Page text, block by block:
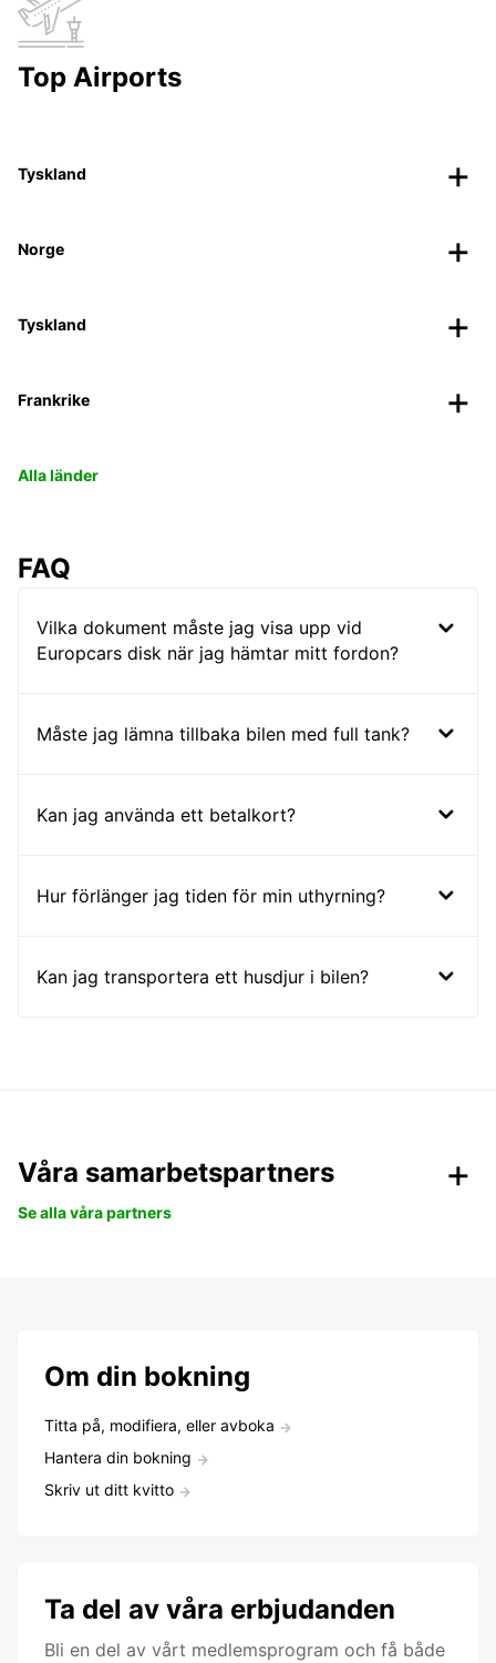
Top Airports
Tyskland
Norge
Tyskland
Frankrike
Alla länder
FAQ
Vilka dokument måste jag visa upp vid
Europcars disk när jag hämtar mitt fordon?
Måste jag lämna tillbaka bilen med full tank?
Kan jag använda ett betalkort?
Hur förlänger jag tiden för min uthyrning?
Kan jag transportera ett husdjur i bilen?
Våra samarbetspartners
Se alla våra partners
Om din bokning
Titta på, modifiera, eller avboka
Hantera din bokning
Skriv ut ditt kvitto
Ta del av våra erbjudanden
Bli en del av vårt medlemsprogram och få både